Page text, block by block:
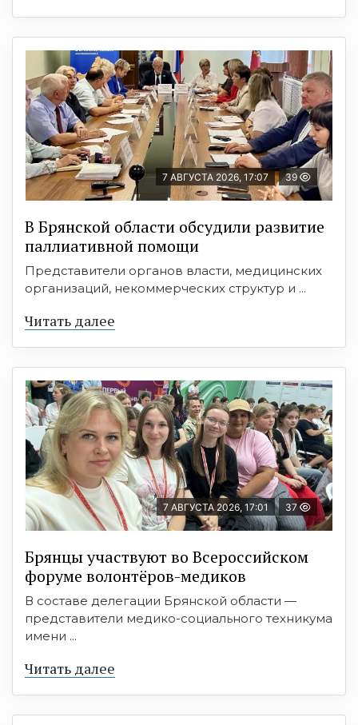
7 АВГУСТА 2026, 17:07 39
В Брянской области обсудили развитие
паллиативной помощи
Представители органов власти, медицинских
организаций, некоммерческих структур и ...
Читать далее
7 АВГУСТА 2026, 17:01 37
Брянцы участвуют во Всероссийском
форуме волонтёров-медиков
В составе делегации Брянской области —
представители медико-социального техникума
имени ...
Читать далее